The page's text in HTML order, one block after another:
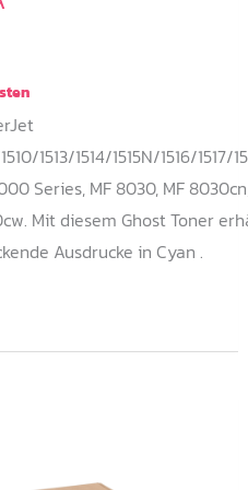
1513/1514/1515N/1516/1517/
Series, MF 8030, MF
Mit diesem Ghost Toner
Ausdrucke in Cyan .